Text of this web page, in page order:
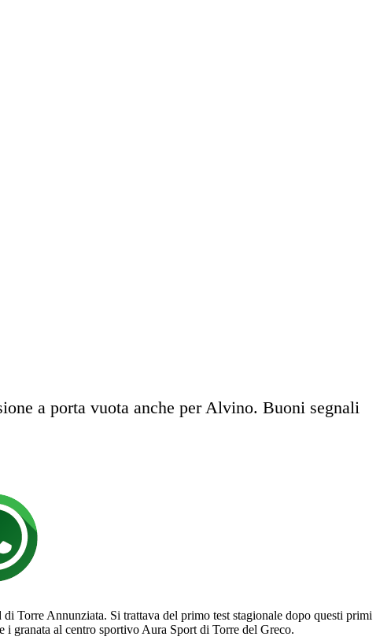
a porta vuota anche per Alvino. Buoni segnali
Torre Annunziata. Si trattava del primo test stagionale dopo questi primi
granata al centro sportivo Aura Sport di Torre del Greco.